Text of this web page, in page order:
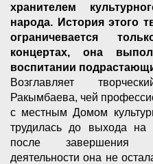
хранителем
народа. История этого
ограничевается
концертах, она
воспитании
Возглавляет
Ракымбаева, чей
с местным Домом
трудилась до выхода
после завершения
деятельности она не